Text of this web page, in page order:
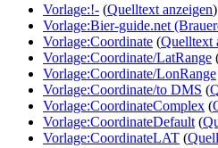
Vorlage:!- (Quelltext anzeigen)
Vorlage:Bier-guide.net
Vorlage:Coordinate (Quelltext
Vorlage:Coordinate/LatRange
Vorlage:Coordinate/LonRange
Vorlage:Coordinate/to DMS (
Vorlage:CoordinateComplex (
Vorlage:CoordinateDefault (
Vorlage:CoordinateLAT (